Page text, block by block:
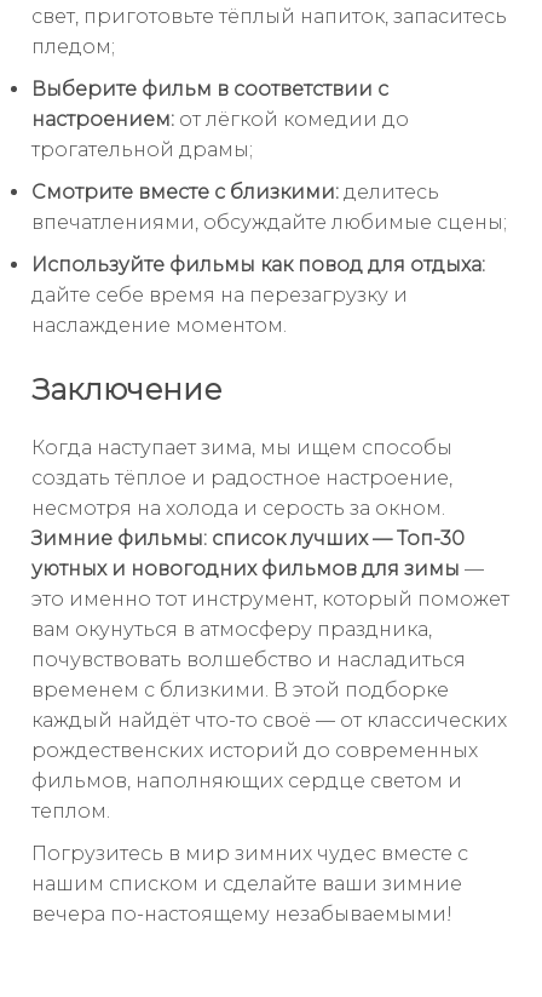
свет, приготовьте тёплый напиток, запаситесь
пледом;
Выберите фильм в соответствии с
настроением: от лёгкой комедии до
трогательной драмы;
Смотрите вместе с близкими: делитесь
впечатлениями, обсуждайте любимые сцены;
Используйте фильмы как повод для отдыха:
дайте себе время на перезагрузку и
наслаждение моментом.
Заключение
Когда наступает зима, мы ищем способы
создать тёплое и радостное настроение,
несмотря на холода и серость за окном.
Зимние фильмы: список лучших — Топ-30
уютных и новогодних фильмов для зимы —
это именно тот инструмент, который поможет
вам окунуться в атмосферу праздника,
почувствовать волшебство и насладиться
временем с близкими. В этой подборке
каждый найдёт что-то своё — от классических
рождественских историй до современных
фильмов, наполняющих сердце светом и
теплом.
Погрузитесь в мир зимних чудес вместе с
нашим списком и сделайте ваши зимние
вечера по-настоящему незабываемыми!